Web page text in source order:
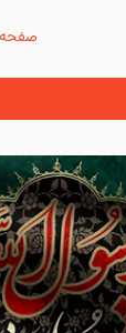
صلی الله علیه و آله
و سلّم )
آن حضرت